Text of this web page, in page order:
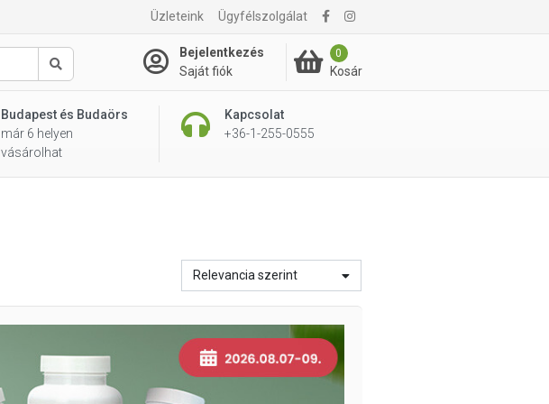
Üzleteink Ügyfélszolgálat
Keresés
Bejelentkezés
Saját fiók
0
Kosár
Budapest és Budaörs
már 6 helyen
vásárolhat
Kapcsolat
+36-1-255-0555
Relevancia szerint